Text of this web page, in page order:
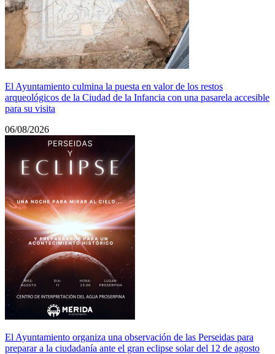
El Ayuntamiento culmina la puesta en valor de los restos
arqueológicos de la Ciudad de la Infancia con una pasarela accesible
para su visita
06/08/2026
El Ayuntamiento organiza una observación de las Perseidas para
preparar a la ciudadanía ante el gran eclipse solar del 12 de agosto